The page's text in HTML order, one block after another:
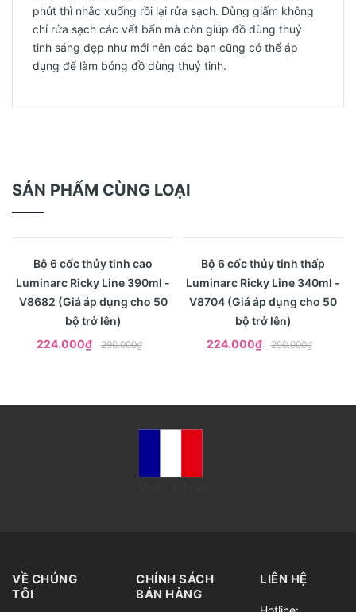
phút thì nhắc xuống rồi lại rửa sạch. Dùng giấm không
chỉ rửa sạch các vết bẩn mà còn giúp đồ dùng thuỷ
tinh sáng đẹp như mới nên các bạn cũng có thể áp
dụng để làm bóng đồ dùng thuỷ tinh.
SẢN PHẨM CÙNG LOẠI
Xem nhanh
Bộ 6 cốc thủy tinh cao
Luminarc Ricky Line 390ml -
V8682 (Giá áp dụng cho 50
bộ trở lên)
224.000₫
290.000₫
Xem nhanh
Bộ 6 cốc thủy tinh thấp
Luminarc Ricky Line 340ml -
V8704 (Giá áp dụng cho 50
bộ trở lên)
224.000₫
290.000₫
VỀ CHÚNG
TÔI
CHÍNH SÁCH
BÁN HÀNG
LIÊN HỆ